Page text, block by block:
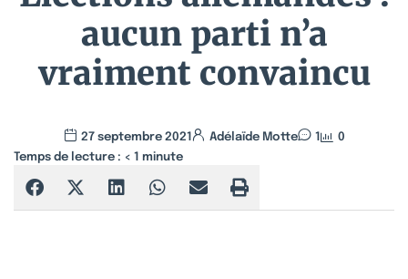
aucun parti n’a
vraiment convaincu
27 septembre 2021 Adélaïde Motte 1
0
Temps de lecture : < 1 minute